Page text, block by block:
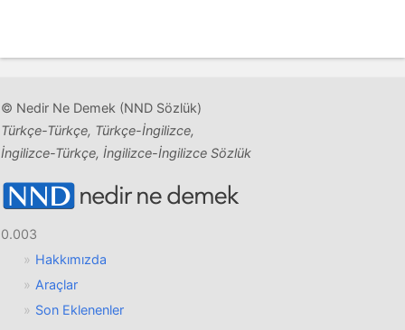
© Nedir Ne Demek (NND Sözlük)
Türkçe-Türkçe, Türkçe-İngilizce,
İngilizce-Türkçe, İngilizce-İngilizce Sözlük
0.003
Hakkımızda
Araçlar
Son Eklenenler